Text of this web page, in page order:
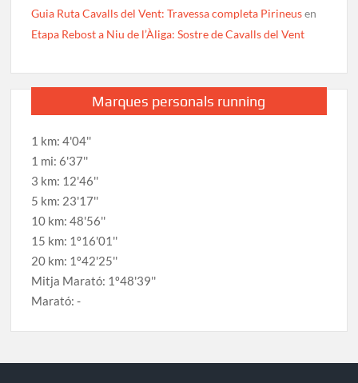
Guia Ruta Cavalls del Vent: Travessa completa Pirineusen
Etapa Rebost a Niu de l’Àliga: Sostre de Cavalls del Vent
Marques personals running
1 km: 4'04''
1 mi: 6'37''
3 km: 12'46''
5 km: 23'17''
10 km: 48'56''
15 km: 1º16'01''
20 km: 1º42'25''
Mitja Marató: 1º48'39''
Marató: -